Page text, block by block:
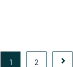
1 2